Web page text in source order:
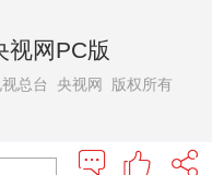
视网PC版
视总台 央视网 版权所有